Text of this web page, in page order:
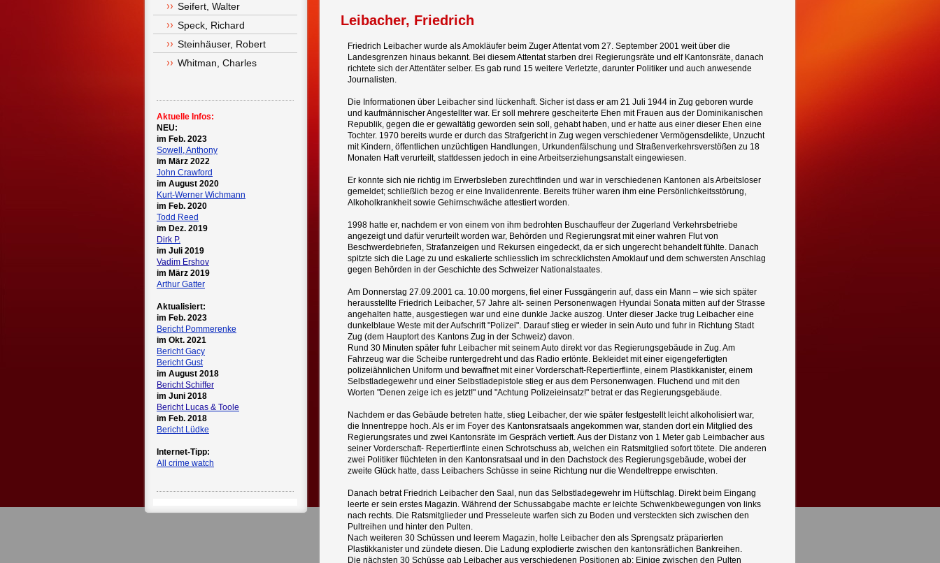
Seifert, Walter
Speck, Richard
Steinhäuser, Robert
Whitman, Charles
Aktuelle Infos:
NEU:
im Feb. 2023
Sowell, Anthony
im März 2022
John Crawford
im August 2020
Kurt-Werner Wichmann
im Feb. 2020
Todd Reed
im Dez. 2019
Dirk P.
im Juli 2019
Vadim Ershov
im März 2019
Arthur Gatter
Aktualisiert:
im Feb. 2023
Bericht Pommerenke
im Okt. 2021
Bericht Gacy
Bericht Gust
im August 2018
Bericht Schiffer
im Juni 2018
Bericht Lucas & Toole
im Feb. 2018
Bericht Lüdke
Internet-Tipp:
All crime watch
Leibacher, Friedrich
Friedrich Leibacher wurde als Amokläufer beim Zuger Attentat vom 27. September 2001 weit über die
Landesgrenzen hinaus bekannt. Bei diesem Attentat starben drei Regierungsräte und elf Kantonsräte, danach
richtete sich der Attentäter selber. Es gab rund 15 weitere Verletzte, darunter Politiker und auch anwesende
Journalisten.
Die Informationen über Leibacher sind lückenhaft. Sicher ist dass er am 21 Juli 1944 in Zug geboren wurde
und kaufmännischer Angestellter war. Er soll mehrere gescheiterte Ehen mit Frauen aus der Dominikanischen
Republik, gegen die er gewaltätig geworden sein soll, gehabt haben, und er hatte aus einer dieser Ehen eine
Tochter. 1970 bereits wurde er durch das Strafgericht in Zug wegen verschiedener Vermögensdelikte, Unzucht
mit Kindern, öffentlichen unzüchtigen Handlungen, Urkundenfälschung und Straßenverkehrsverstößen zu 18
Monaten Haft verurteilt, stattdessen jedoch in eine Arbeitserziehungsanstalt eingewiesen.
Er konnte sich nie richtig im Erwerbsleben zurechtfinden und war in verschiedenen Kantonen als Arbeitsloser
gemeldet; schließlich bezog er eine Invalidenrente. Bereits früher waren ihm eine Persönlichkeitsstörung,
Alkoholkrankheit sowie Gehirnschwäche attestiert worden.
1998 hatte er, nachdem er von einem von ihm bedrohten Buschauffeur der Zugerland Verkehrsbetriebe
angezeigt und dafür verurteilt worden war, Behörden und Regierungsrat mit einer wahren Flut von
Beschwerdebriefen, Strafanzeigen und Rekursen eingedeckt, da er sich ungerecht behandelt fühlte. Danach
spitzte sich die Lage zu und eskalierte schliesslich im schrecklichsten Amoklauf und dem schwersten Anschlag
gegen Behörden in der Geschichte des Schweizer Nationalstaates.
Am Donnerstag 27.09.2001 ca. 10.00 morgens, fiel einer Fussgängerin auf, dass ein Mann – wie sich später
herausstellte Friedrich Leibacher, 57 Jahre alt- seinen Personenwagen Hyundai Sonata mitten auf der Strasse
angehalten hatte, ausgestiegen war und eine dunkle Jacke auszog. Unter dieser Jacke trug Leibacher eine
dunkelblaue Weste mit der Aufschrift "Polizei". Darauf stieg er wieder in sein Auto und fuhr in Richtung Stadt
Zug (dem Hauptort des Kantons Zug in der Schweiz) davon.
Rund 30 Minuten später fuhr Leibacher mit seinem Auto direkt vor das Regierungsgebäude in Zug. Am
Fahrzeug war die Scheibe runtergedreht und das Radio ertönte. Bekleidet mit einer eigengefertigten
polizeiähnlichen Uniform und bewaffnet mit einer Vorderschaft-Repertierflinte, einem Plastikkanister, einem
Selbstladegewehr und einer Selbstladepistole stieg er aus dem Personenwagen. Fluchend und mit den
Worten "Denen zeige ich es jetzt!" und "Achtung Polizeieinsatz!" betrat er das Regierungsgebäude.
Nachdem er das Gebäude betreten hatte, stieg Leibacher, der wie später festgestellt leicht alkoholisiert war,
die Innentreppe hoch. Als er im Foyer des Kantonsratsaals angekommen war, standen dort ein Mitglied des
Regierungsrates und zwei Kantonsräte im Gespräch vertieft. Aus der Distanz von 1 Meter gab Leimbacher aus
seiner Vorderschaft- Repertierflinte einen Schrotschuss ab, welchen ein Ratsmitglied sofort tötete. Die anderen
zwei Politiker flüchteten in den Kantonsratsaal und in den Dachstock des Regierungsgebäude, wobei der
zweite Glück hatte, dass Leibachers Schüsse in seine Richtung nur die Wendeltreppe erwischten.
Danach betrat Friedrich Leibacher den Saal, nun das Selbstladegewehr im Hüftschlag. Direkt beim Eingang
leerte er sein erstes Magazin. Während der Schussabgabe machte er leichte Schwenkbewegungen von links
nach rechts. Die Ratsmitglieder und Presseleute warfen sich zu Boden und versteckten sich zwischen den
Pultreihen und hinter den Pulten.
Nach weiteren 30 Schüssen und leerem Magazin, holte Leibacher den als Sprengsatz präparierten
Plastikkanister und zündete diesen. Die Ladung explodierte zwischen den kantonsrätlichen Bankreihen.
Die nächsten 30 Schüsse gab Leibacher aus verschiedenen Positionen ab: Einige zwischen den Pulten